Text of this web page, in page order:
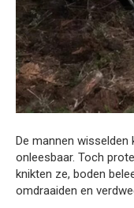
De mannen wisselden
onleesbaar. Toch
knikten ze, boden
omdraaiden en